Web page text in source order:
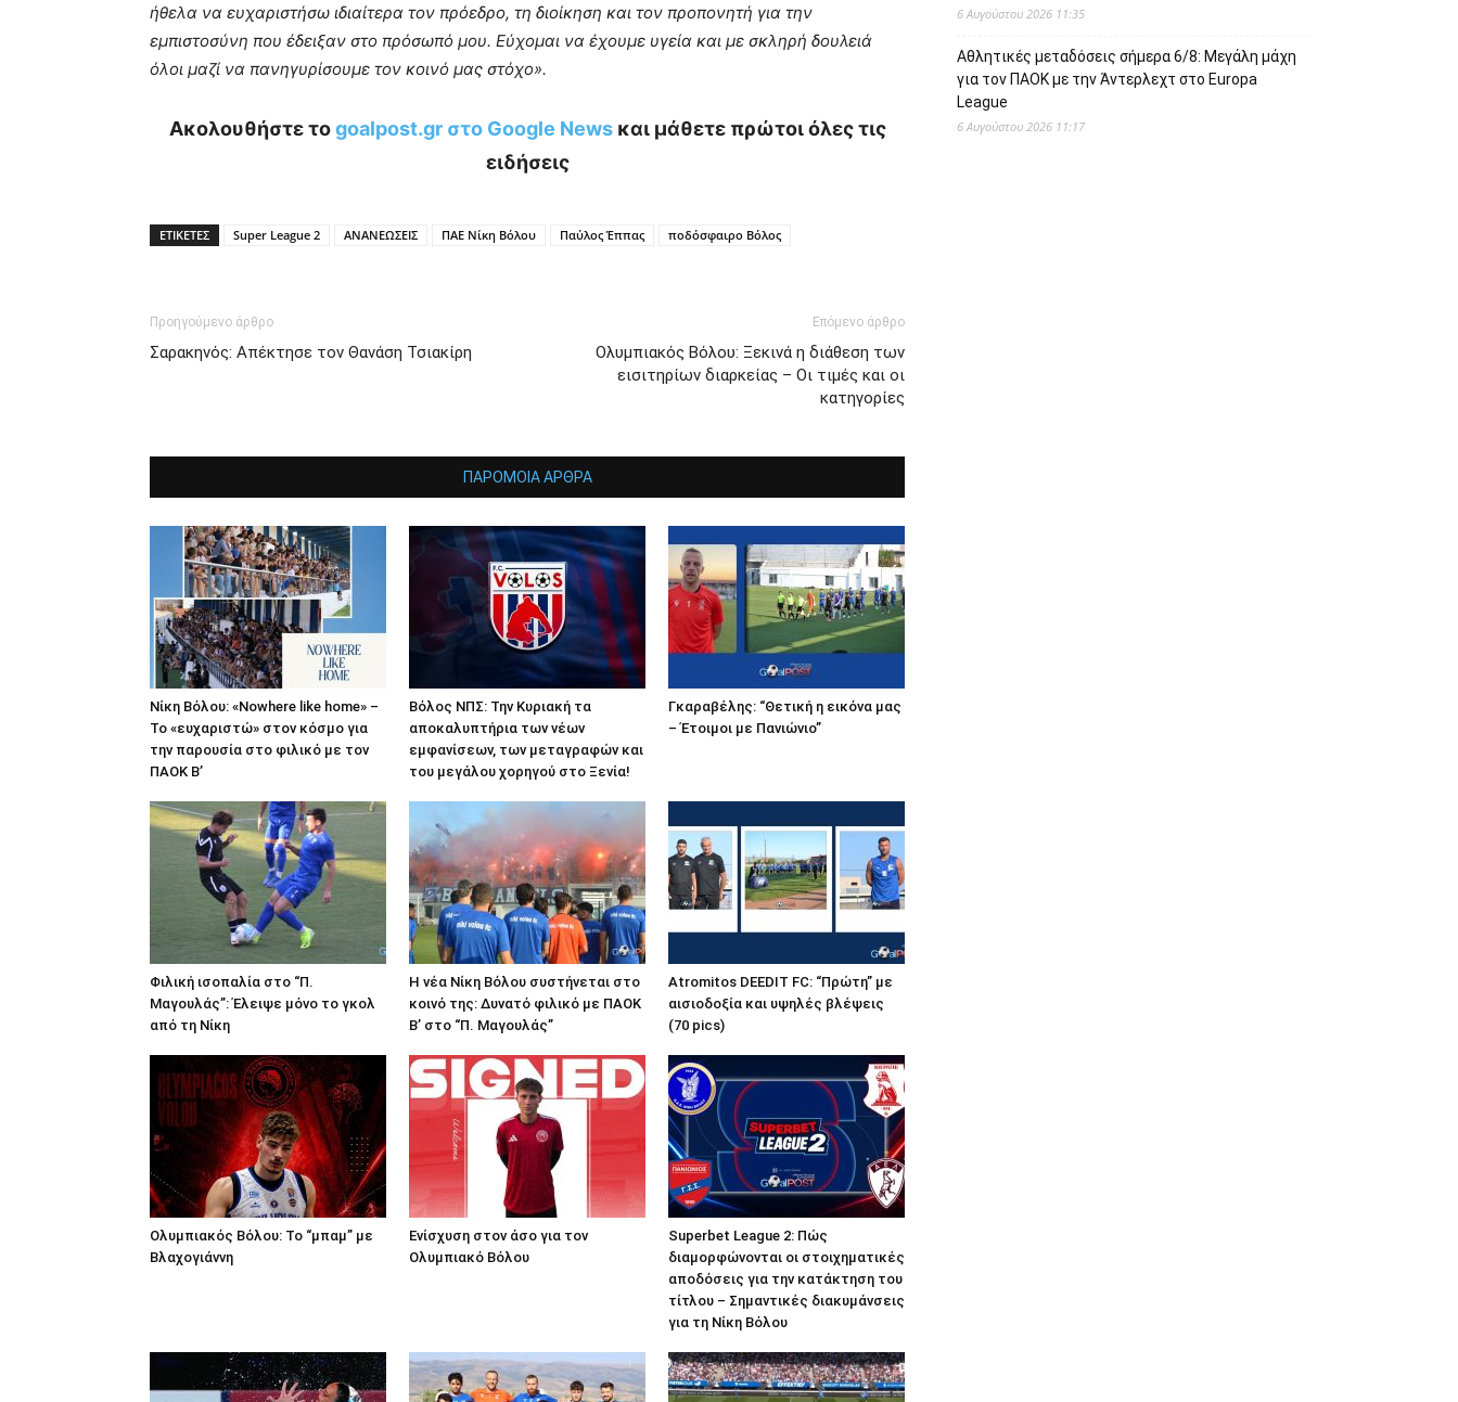
ήθελα να ευχαριστήσω ιδιαίτερα τον πρόεδρο, τη διοίκηση και τον προπονητή για την
εμπιστοσύνη που έδειξαν στο πρόσωπό μου. Εύχομαι να έχουμε υγεία και με σκληρή δουλειά
όλοι μαζί να πανηγυρίσουμε τον κοινό μας στόχο».
Ακολουθήστε τοgoalpost.gr στο Google Newsκαι μάθετε πρώτοι όλες τις
ειδήσεις
ΕΤΙΚΕΤΕΣ Super League 2 ΑΝΑΝΕΩΣΕΙΣ ΠΑΕ Νίκη Βόλου Παύλος Έππας ποδόσφαιρο Βόλος
Προηγούμενο άρθρο
Σαρακηνός: Απέκτησε τον Θανάση Τσιακίρη
Επόμενο άρθρο
Ολυμπιακός Βόλου: Ξεκινά η διάθεση των
εισιτηρίων διαρκείας – Οι τιμές και οι
κατηγορίες
ΠΑΡΟΜΟΙΑ ΑΡΘΡΑ
Νίκη Βόλου: «Nowhere like home» –
Το «ευχαριστώ» στον κόσμο για
την παρουσία στο φιλικό με τον
ΠΑΟΚ Β’
Βόλος ΝΠΣ: Την Κυριακή τα
αποκαλυπτήρια των νέων
εμφανίσεων, των μεταγραφών και
του μεγάλου χορηγού στο Ξενία!
Γκαραβέλης: “Θετική η εικόνα μας
– Έτοιμοι με Πανιώνιο”
Φιλική ισοπαλία στο “Π.
Μαγουλάς”: Έλειψε μόνο το γκολ
από τη Νίκη
Η νέα Νίκη Βόλου συστήνεται στο
κοινό της: Δυνατό φιλικό με ΠΑΟΚ
Β’ στο “Π. Μαγουλάς”
Atromitos DEEDIT FC: “Πρώτη” με
αισιοδοξία και υψηλές βλέψεις
(70 pics)
Ολυμπιακός Βόλου: Το “μπαμ” με
Βλαχογιάννη
Ενίσχυση στον άσο για τον
Ολυμπιακό Βόλου
Superbet League 2: Πώς
διαμορφώνονται οι στοιχηματικές
αποδόσεις για την κατάκτηση του
τίτλου – Σημαντικές διακυμάνσεις
για τη Νίκη Βόλου
6 Αυγούστου 2026 11:35
Αθλητικές μεταδόσεις σήμερα 6/8: Μεγάλη μάχη
για τον ΠΑΟΚ με την Άντερλεχτ στο Europa
League
6 Αυγούστου 2026 11:17